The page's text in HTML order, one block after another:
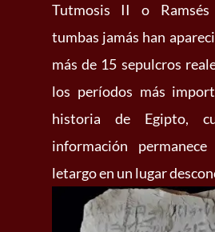
Tutmosis II o
tumbas jamás han
más de 15 sepulcros
los períodos más
historia de Egipto,
información
letargo en un lugar